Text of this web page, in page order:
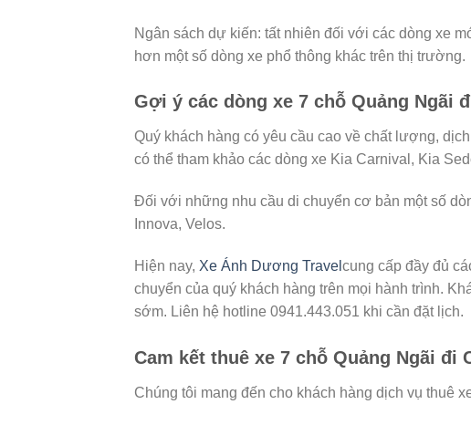
Ngân sách dự kiến: tất nhiên đối với các dòng xe
hơn một số dòng xe phổ thông khác trên thị trường.
Gợi ý các dòng xe 7 chỗ Quảng Ngãi
Quý khách hàng có yêu cầu cao về chất lượng,
có thể tham khảo các dòng xe Kia Carnival, Kia
Đối với những nhu cầu di chuyển cơ bản một số
Innova, Velos.
Hiện nay, Xe Ánh Dương Travel cung cấp đầy đủ
chuyển của quý khách hàng trên mọi hành trình.
sớm. Liên hệ hotline 0941.443.051 khi cần đặt lịch.
Cam kết thuê xe 7 chỗ Quảng Ngãi đi
Chúng tôi mang đến cho khách hàng dịch vụ thuê